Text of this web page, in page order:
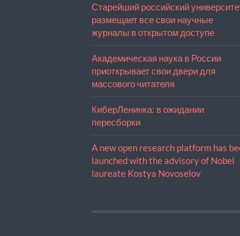
Старейший российский
размещает все свои научные
журналы в открытом доступе
Академическая наука в России
приоткрывает свои двери для
массового читателя
КиберЛенинка: в ожидании
пересборки
A new open research platform has
launched with the advisory of Nobel
laureate Kostya Novoselov